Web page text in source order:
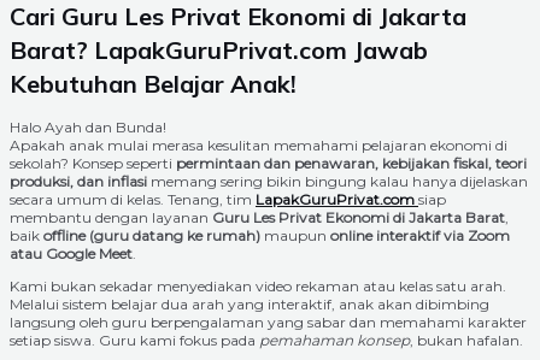
Cari Guru Les Privat Ekonomi di Jakarta
Barat? LapakGuruPrivat.com Jawab
Kebutuhan Belajar Anak!
Halo Ayah dan Bunda!
Apakah anak mulai merasa kesulitan memahami pelajaran ekonomi di
sekolah? Konsep seperti permintaan dan penawaran, kebijakan fiskal, teori
produksi, dan inflasi memang sering bikin bingung kalau hanya dijelaskan
secara umum di kelas. Tenang, tim LapakGuruPrivat.com siap
membantu dengan layanan Guru Les Privat Ekonomi di Jakarta Barat
baik offline (guru datang ke rumah) maupun online interaktif via Zoom
atau Google Meet
Kami bukan sekadar menyediakan video rekaman atau kelas satu arah.
Melalui sistem belajar dua arah yang interaktif, anak akan dibimbing
langsung oleh guru berpengalaman yang sabar dan memahami karakter
setiap siswa. Guru kami fokus pada pemahaman konsep, bukan hafalan.